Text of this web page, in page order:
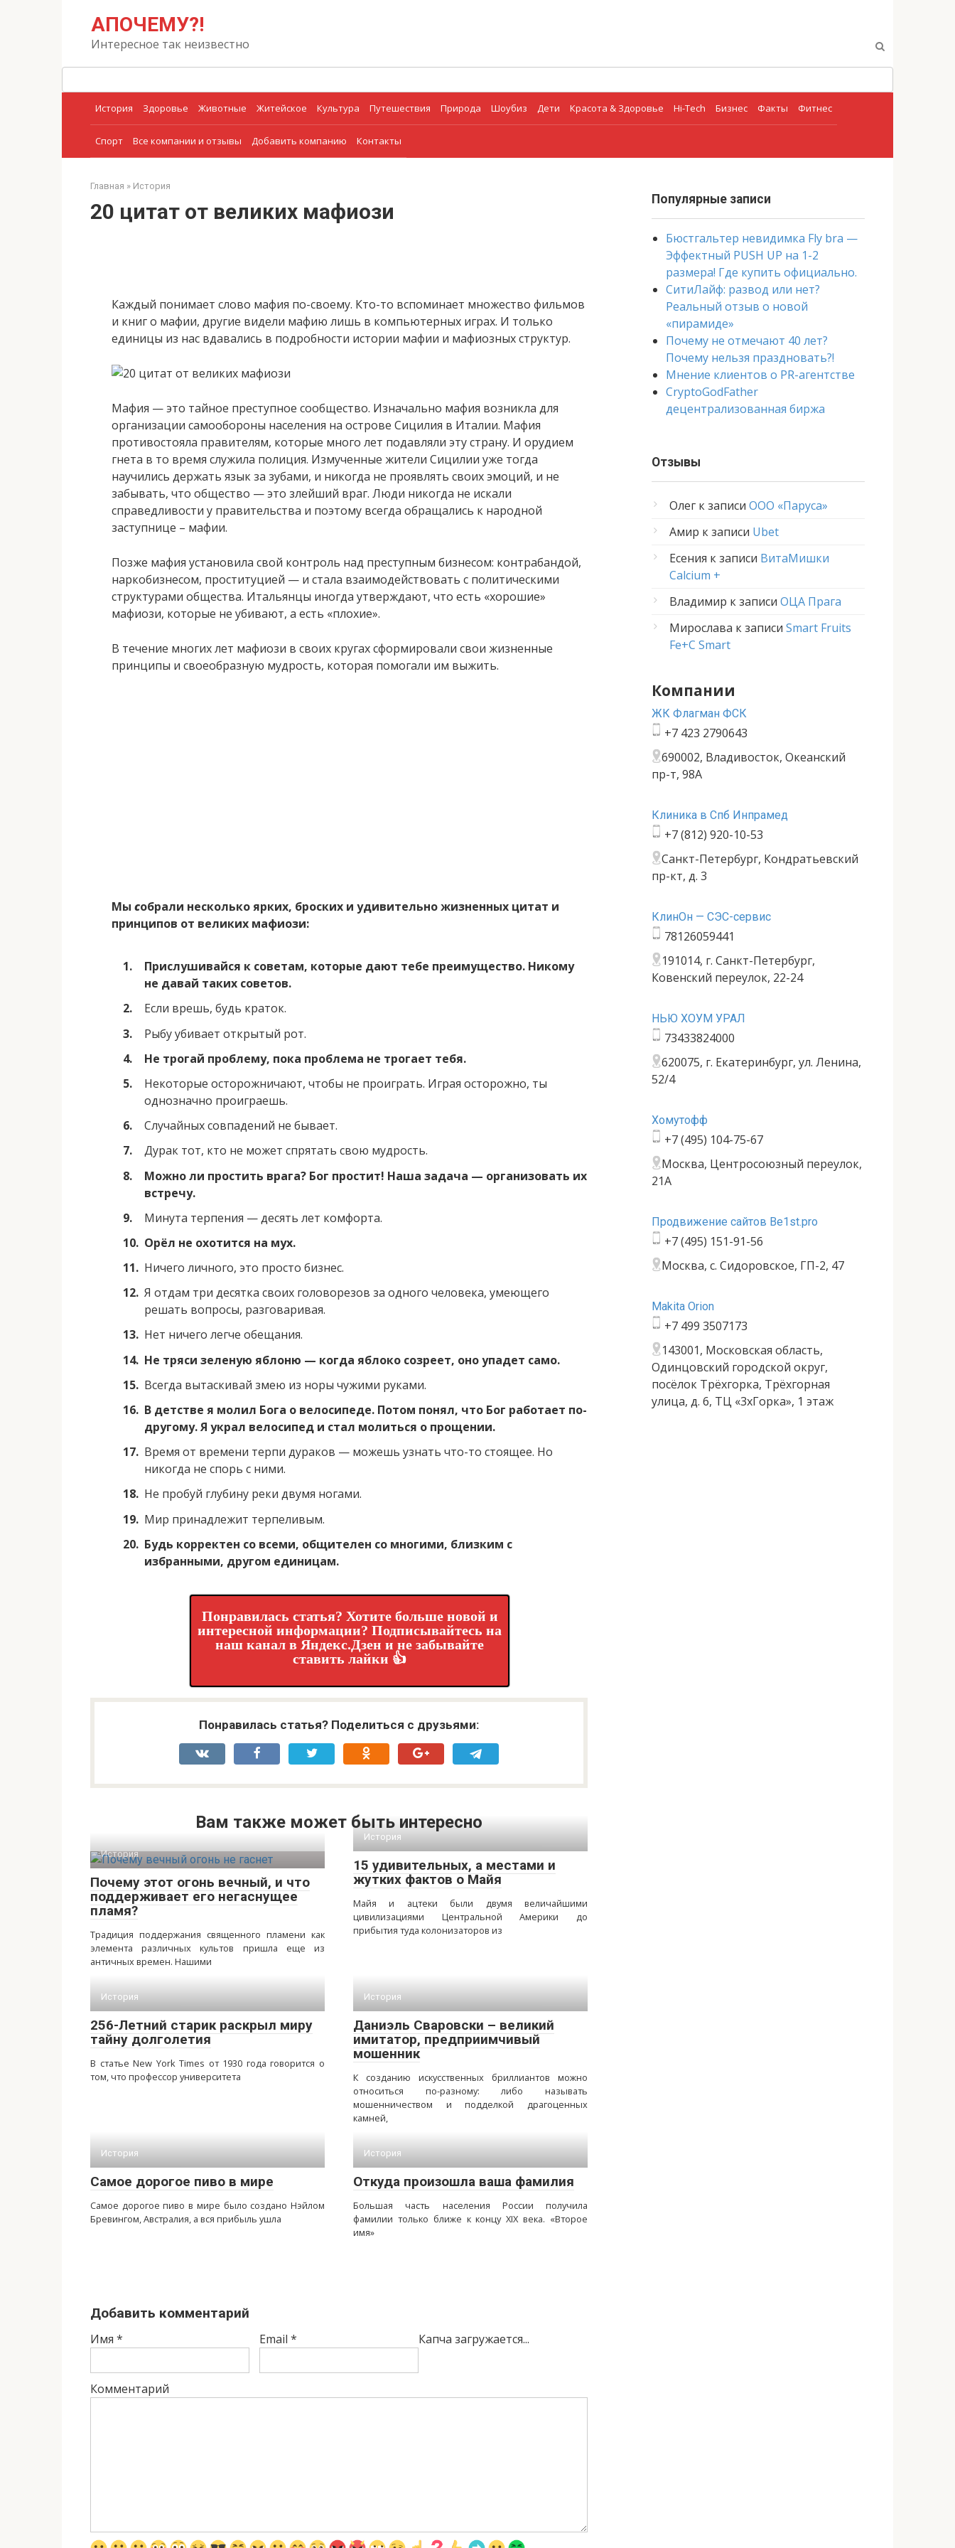
АПОЧЕМУ?!
Интересное так неизвестно
История Здоровье Животные Житейское Культура Путешествия Природа Шоубиз Дети Красота & Здоровье Hi-Tech Бизнес Факты Фитнес
Спорт Все компании и отзывы Добавить компанию Контакты
Главная » История
20 цитат от великих мафиози
Каждый понимает слово мафия по-своему. Кто-то вспоминает множество фильмов
и книг о мафии, другие видели мафию лишь в компьютерных играх. И только
единицы из нас вдавались в подробности истории мафии и мафиозных структур.
Мафия — это тайное преступное сообщество. Изначально мафия возникла для
организации самообороны населения на острове Сицилия в Италии. Мафия
противостояла правителям, которые много лет подавляли эту страну. И орудием
гнета в то время служила полиция. Измученные жители Сицилии уже тогда
научились держать язык за зубами, и никогда не проявлять своих эмоций, и не
забывать, что общество — это злейший враг. Люди никогда не искали
справедливости у правительства и поэтому всегда обращались к народной
заступнице – мафии.
Позже мафия установила свой контроль над преступным бизнесом: контрабандой,
наркобизнесом, проституцией — и стала взаимодействовать с политическими
структурами общества. Итальянцы иногда утверждают, что есть «хорошие»
мафиози, которые не убивают, а есть «плохие».
В течение многих лет мафиози в своих кругах сформировали свои жизненные
принципы и своеобразную мудрость, которая помогали им выжить.
Мы собрали несколько ярких, броских и удивительно жизненных цитат и
принципов от великих мафиози:
Прислушивайся к советам, которые дают тебе преимущество. Никому
не давай таких советов.
Если врешь, будь краток.
Рыбу убивает открытый рот.
Не трогай проблему, пока проблема не трогает тебя.
Некоторые осторожничают, чтобы не проиграть. Играя осторожно, ты
однозначно проиграешь.
Случайных совпадений не бывает.
Дурак тот, кто не может спрятать свою мудрость.
Можно ли простить врага? Бог простит! Наша задача — организовать их
встречу.
Минута терпения — десять лет комфорта.
Орёл не охотится на мух.
Ничего личного, это просто бизнес.
Я отдам три десятка своих головорезов за одного человека, умеющего
решать вопросы, разговаривая.
Нет ничего легче обещания.
Не тряси зеленую яблоню — когда яблоко созреет, оно упадет само.
Всегда вытаскивай змею из норы чужими руками.
В детстве я молил Бога о велосипеде. Потом понял, что Бог работает по-
другому. Я украл велосипед и стал молиться о прощении.
Время от времени терпи дураков — можешь узнать что-то стоящее. Но
никогда не спорь с ними.
Не пробуй глубину реки двумя ногами.
Мир принадлежит терпеливым.
Будь корректен со всеми, общителен со многими, близким с
избранными, другом единицам.
Понравилась статья? Хотите больше новой и
интересной информации? Подписывайтесь на
наш канал в Яндекс.Дзен и не забывайте
ставить лайки 👍
Понравилась статья? Поделиться с друзьями:
Вам также может быть интересно
История
Почему этот огонь вечный, и что
поддерживает его негаснущее
пламя?
Традиция поддержания священного пламени как
элемента различных культов пришла еще из
античных времен. Нашими
История
15 удивительных, а местами и
жутких фактов о Майя
Майя и ацтеки были двумя величайшими
цивилизациями Центральной Америки до
прибытия туда колонизаторов из
История
256-Летний старик раскрыл миру
тайну долголетия
В статье New York Times от 1930 года говорится о
том, что профессор университета
История
Даниэль Сваровски – великий
имитатор, предприимчивый
мошенник
К созданию искусственных бриллиантов можно
относиться по-разному: либо называть
мошенничеством и подделкой драгоценных
камней,
История
Самое дорогое пиво в мире
Самое дорогое пиво в мире было создано Нэйлом
Бревингом, Австралия, а вся прибыль ушла
История
Откуда произошла ваша фамилия
Большая часть населения России получила
фамилии только ближе к концу XIX века. «Второе
имя»
Добавить комментарий
Имя * Email * Капча загружается...
Комментарий
Популярные записи
Бюстгальтер невидимка Fly bra —
Эффектный PUSH UP на 1-2
размера! Где купить официально.
СитиЛайф: развод или нет?
Реальный отзыв о новой
«пирамиде»
Почему не отмечают 40 лет?
Почему нельзя праздновать?!
Мнение клиентов о PR-агентстве
CryptoGodFather
децентрализованная биржа
Отзывы
Олег к записи ООО «Паруса»
Амир к записи Ubet
Есения к записи ВитаМишки
Calcium +
Владимир к записи ОЦА Прага
Мирослава к записи Smart Fruits
Fe+C Smart
Компании
ЖК Флагман ФСК
+7 423 2790643
690002, Владивосток, Океанский
пр-т, 98А
Клиника в Спб Инпрамед
+7 (812) 920-10-53
Санкт-Петербург, Кондратьевский
пр-кт, д. 3
КлинОн — СЭС-сервис
78126059441
191014, г. Санкт-Петербург,
Ковенский переулок, 22-24
НЬЮ ХОУМ УРАЛ
73433824000
620075, г. Екатеринбург, ул. Ленина,
52/4
Хомутофф
+7 (495) 104-75-67
Москва, Центросоюзный переулок,
21А
Продвижение сайтов Be1st.pro
+7 (495) 151-91-56
Москва, с. Сидоровское, ГП-2, 47
Makita Orion
+7 499 3507173
143001, Московская область,
Одинцовский городской округ,
посёлок Трёхгорка, Трёхгорная
улица, д. 6, ТЦ «3хГорка», 1 этаж